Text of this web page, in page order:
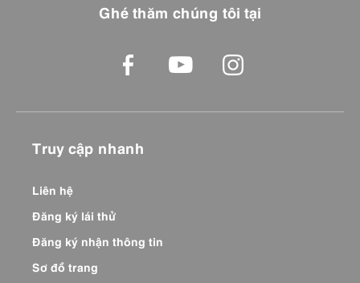
Ghé thăm chúng tôi tại
Truy cập nhanh
Liên hệ
Đăng ký lái thử
Đăng ký nhận thông tin
Sơ đồ trang